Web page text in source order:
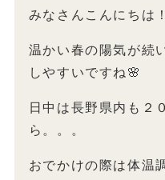
みなさんこんにちは！
温かい春の陽気が続
しやすいですね🌸
日中は長野県内も２
ら。。。
おでかけの際は体温